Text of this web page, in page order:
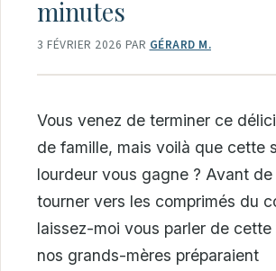
minutes
3 FÉVRIER 2026 PAR GÉRARD M.
Vous venez de terminer ce
de famille, mais voilà que cette
lourdeur vous gagne ? Avant de
tourner vers les comprimés du
laissez-moi vous parler de
nos grands-mères préparaient